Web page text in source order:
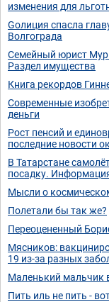
изменения для
Gолиция спасла
Волгограда
Семейный юрист
Раздел имущества
Книга рекордов
Современные
деньги
Рост пенсий и
последние новости
В Татарстане
посадку.
Мысли о
Полетали бы так же?
Переоцененный
Мясников:
19 из-за разных
Маленький мальчик
Пить иль не пить -